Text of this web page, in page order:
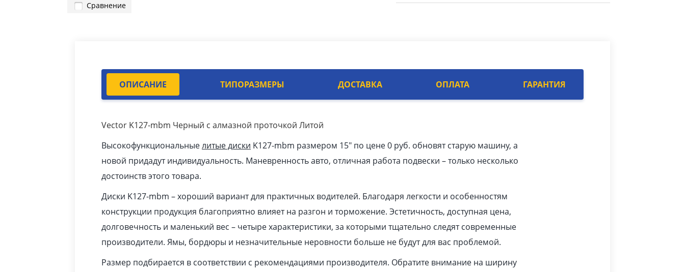
Сравнение
ОПИСАНИЕ ТИПОРАЗМЕРЫ ДОСТАВКА ОПЛАТА ГАРАНТИЯ
Vector K127-mbm Черный с алмазной проточкой Литой
Высокофункциональныелитые диски K127-mbm размером 15″ по цене 0 руб. обновят старую машину, а
новой придадут индивидуальность. Маневренность авто, отличная работа подвески – только несколько
достоинств этого товара.
Диски K127-mbm – хороший вариант для практичных водителей. Благодаря легкости и особенностям
конструкции продукция благоприятно влияет на разгон и торможение. Эстетичность, доступная цена,
долговечность и маленький вес – четыре характеристики, за которыми тщательно следят современные
производители. Ямы, бордюры и незначительные неровности больше не будут для вас проблемой.
Размер подбирается в соответствии с рекомендациями производителя. Обратите внимание на ширину